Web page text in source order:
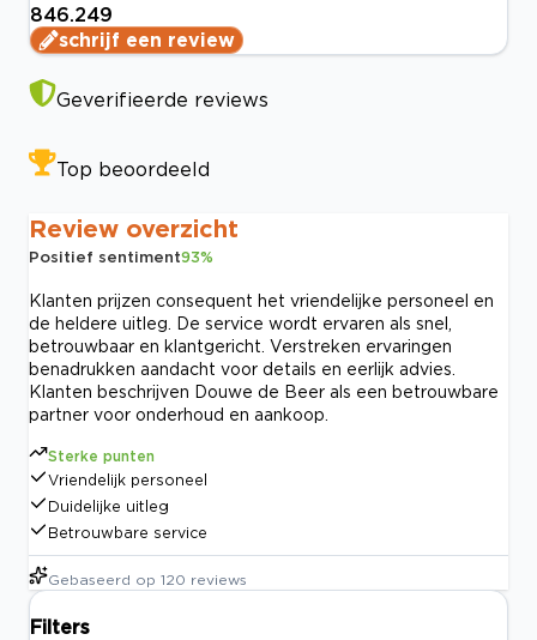
846.249
schrijf een review
Geverifieerde reviews
Top beoordeeld
Review overzicht
Positief sentiment93%
Klanten prijzen consequent het vriendelijke personeel en
de heldere uitleg. De service wordt ervaren als snel,
betrouwbaar en klantgericht. Verstreken ervaringen
benadrukken aandacht voor details en eerlijk advies.
Klanten beschrijven Douwe de Beer als een betrouwbare
partner voor onderhoud en aankoop.
Sterke punten
Vriendelijk personeel
Duidelijke uitleg
Betrouwbare service
Gebaseerd op 120 reviews
Filters